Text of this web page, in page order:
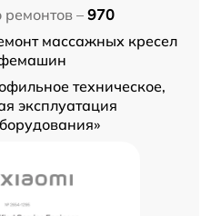
– 970
массажных кресел
техническое,
эксплуатация